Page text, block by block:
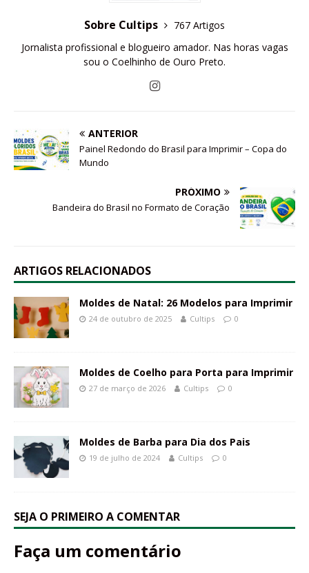
Sobre Cultips
767 Artigos
Jornalista profissional e blogueiro amador. Nas horas vagas
sou o Coelhinho de Ouro Preto.
ANTERIOR
Painel Redondo do Brasil para Imprimir – Copa do
Mundo
PRÓXIMO
Bandeira do Brasil no Formato de Coração
ARTIGOS RELACIONADOS
Moldes de Natal: 26 Modelos para Imprimir
24 de outubro de 2025 Cultips 0
Moldes de Coelho para Porta para Imprimir
27 de março de 2026 Cultips 0
Moldes de Barba para Dia dos Pais
19 de julho de 2024 Cultips 0
SEJA O PRIMEIRO A COMENTAR
Faça um comentário